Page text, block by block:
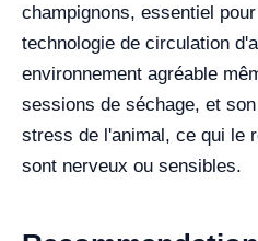
champignons, essentiel
technologie de circulation
environnement agréable
sessions de séchage, et
stress de l'animal, ce qui le
sont nerveux ou sensibles.